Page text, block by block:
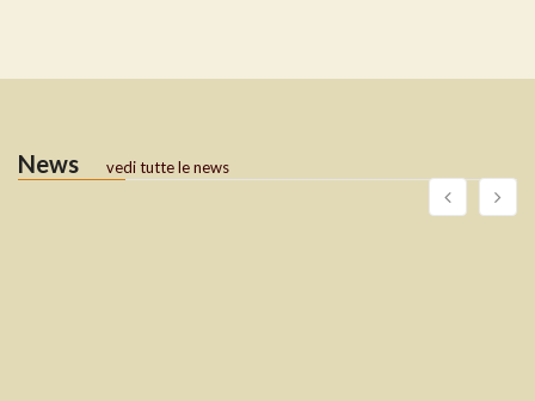
News vedi tutte le news